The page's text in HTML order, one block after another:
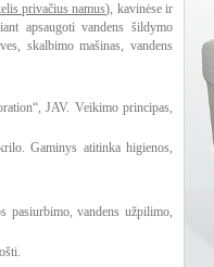
privačius namus), kavinėse ir
apsaugoti vandens šildymo
skalbimo mašinas, vandens
JAV. Veikimo principas,
Gaminys atitinka higienos,
pasiurbimo, vandens užpilimo,